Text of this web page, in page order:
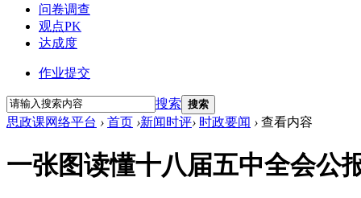
问卷调查
观点PK
达成度
作业提交
搜索 搜索
思政课网络平台 › 首页 ›新闻时评› 时政要闻 › 查看内容
一张图读懂十八届五中全会公